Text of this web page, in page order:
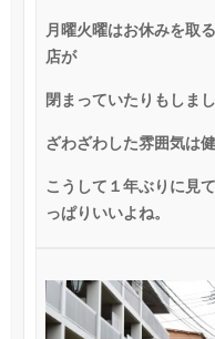
月曜火曜はお休みを取
店が
閉まっていたりもしま
ざわざわした雰囲気は健
こうして１年ぶりに見
っぱりいいよね。